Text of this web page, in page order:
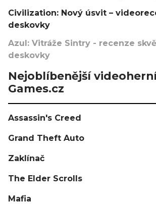
Civilization: Nový úsvit –
deskovky
Azul: Vitráže Sintry - recenze
deskovky
Nejoblíbenější
Games.cz
Assassin's Creed
Grand Theft Auto
Zaklínač
The Elder Scrolls
Mafia